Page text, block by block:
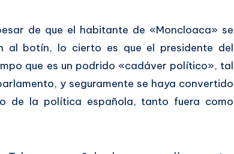
de que el habitante de «Moncloaca» se
al botín, lo cierto es que el presidente del
que es un podrido «cadáver político», tal
y seguramente se haya convertido
de la política española, tanto fuera como